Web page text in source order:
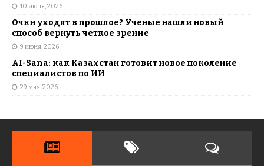
10 июня, 2026
Очки уходят в прошлое? Ученые нашли новый
способ вернуть четкое зрение
9 июня, 2026
AI-Sana: как Казахстан готовит новое поколение
специалистов по ИИ
29 мая, 2026